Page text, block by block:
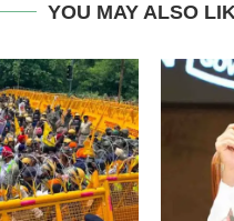
YOU MAY ALSO